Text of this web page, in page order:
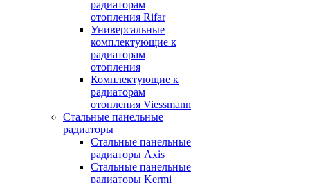
радиаторам
отопления Rifar
Универсальные
комплектующие к
радиаторам
отопления
Комплектующие к
радиаторам
отопления Viessmann
Стальные панельные
радиаторы
Стальные панельные
радиаторы Axis
Стальные панельные
радиаторы Kermi